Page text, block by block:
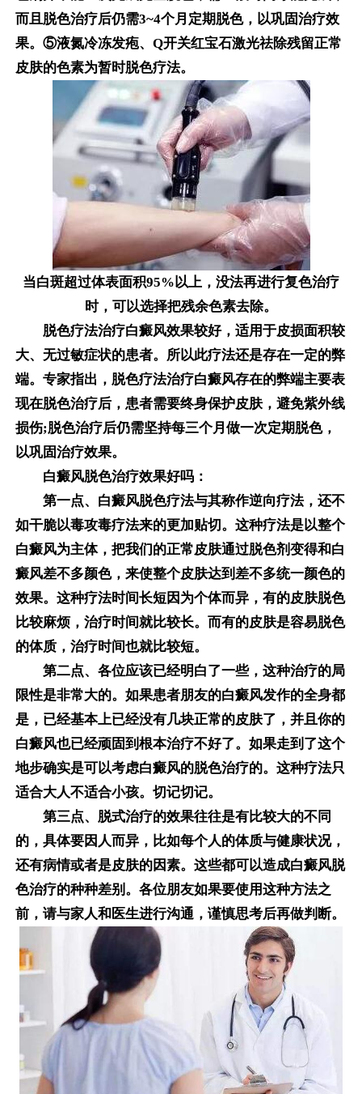
而且脱色治疗后仍需3~4个月定期脱色，以巩固治疗效
果。⑤液氮冷冻发疱、Q开关红宝石激光祛除残留正常
皮肤的色素为暂时脱色疗法。
当白斑超过体表面积95%以上，没法再进行复色治疗
时，可以选择把残余色素去除。
脱色疗法治疗白癜风效果较好，适用于皮损面积较
大、无过敏症状的患者。所以此疗法还是存在一定的弊
端。专家指出，脱色疗法治疗白癜风存在的弊端主要表
现在脱色治疗后，患者需要终身保护皮肤，避免紫外线
损伤;脱色治疗后仍需坚持每三个月做一次定期脱色，
以巩固治疗效果。
白癜风脱色治疗效果好吗：
第一点、白癜风脱色疗法与其称作逆向疗法，还不
如干脆以毒攻毒疗法来的更加贴切。这种疗法是以整个
白癜风为主体，把我们的正常皮肤通过脱色剂变得和白
癜风差不多颜色，来使整个皮肤达到差不多统一颜色的
效果。这种疗法时间长短因为个体而异，有的皮肤脱色
比较麻烦，治疗时间就比较长。而有的皮肤是容易脱色
的体质，治疗时间也就比较短。
第二点、各位应该已经明白了一些，这种治疗的局
限性是非常大的。如果患者朋友的白癜风发作的全身都
是，已经基本上已经没有几块正常的皮肤了，并且你的
白癜风也已经顽固到根本治疗不好了。如果走到了这个
地步确实是可以考虑白癜风的脱色治疗的。这种疗法只
适合大人不适合小孩。切记切记。
第三点、脱式治疗的效果往往是有比较大的不同
的，具体要因人而异，比如每个人的体质与健康状况，
还有病情或者是皮肤的因素。这些都可以造成白癜风脱
色治疗的种种差别。各位朋友如果要使用这种方法之
前，请与家人和医生进行沟通，谨慎思考后再做判断。